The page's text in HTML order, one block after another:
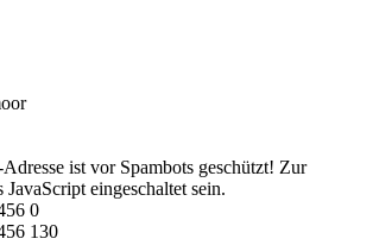
ist vor Spambots geschützt! Zur
JavaScript eingeschaltet sein.
0
130